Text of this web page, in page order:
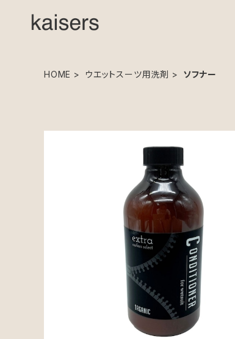
HOME ウエットスーツ用洗剤 ソフナー
実店舗のみの販売となります Wet Suits
r Organic（ウエットスーツコンディショナー
ック）
¥1,870
SOLD OUT